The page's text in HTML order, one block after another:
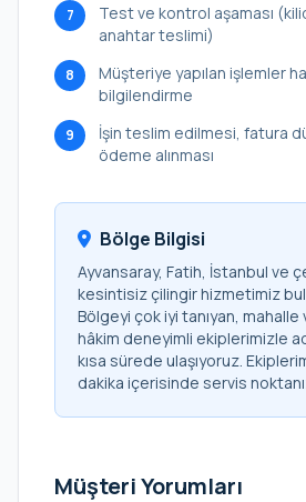
7
Test ve kontrol aşaması
anahtar teslimi)
8
Müşteriye yapılan işlemler
bilgilendirme
9
İşin teslim edilmesi, fatura
ödeme alınması
Bölge Bilgisi
Ayvansaray, Fatih, İstanbul ve
kesintisiz çilingir hizmetimiz
Bölgeyi çok iyi tanıyan, mahalle
hâkim deneyimli ekiplerimizle
kısa sürede ulaşıyoruz.
dakika içerisinde servis
Müşteri Yorumları